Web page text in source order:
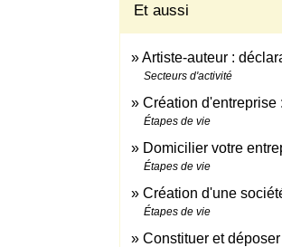
Et aussi
Artiste-auteur :
Secteurs d'activité
Création d'entreprise
Étapes de vie
Domicilier votre
Étapes de vie
Création d'une
Étapes de vie
Constituer et